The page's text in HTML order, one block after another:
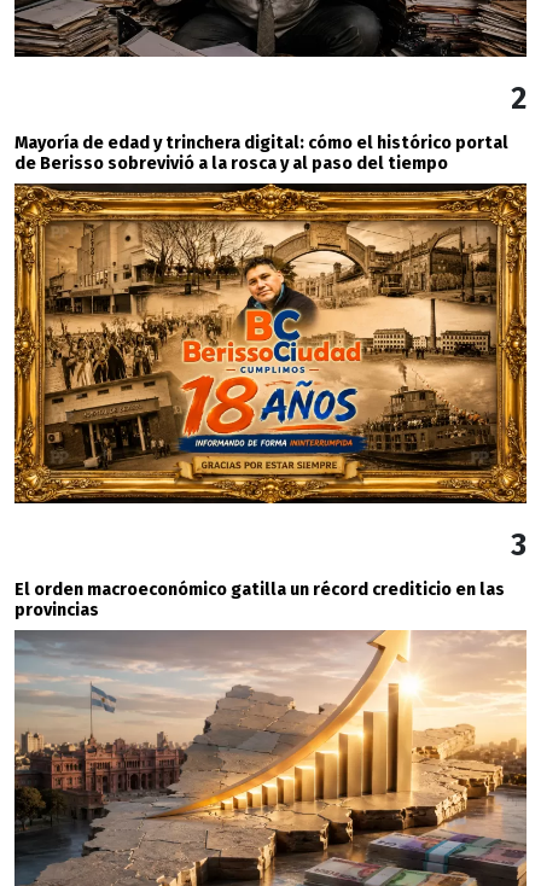
2
Mayoría de edad y trinchera digital: cómo el histórico portal
de Berisso sobrevivió a la rosca y al paso del tiempo
3
El orden macroeconómico gatilla un récord crediticio en las
provincias